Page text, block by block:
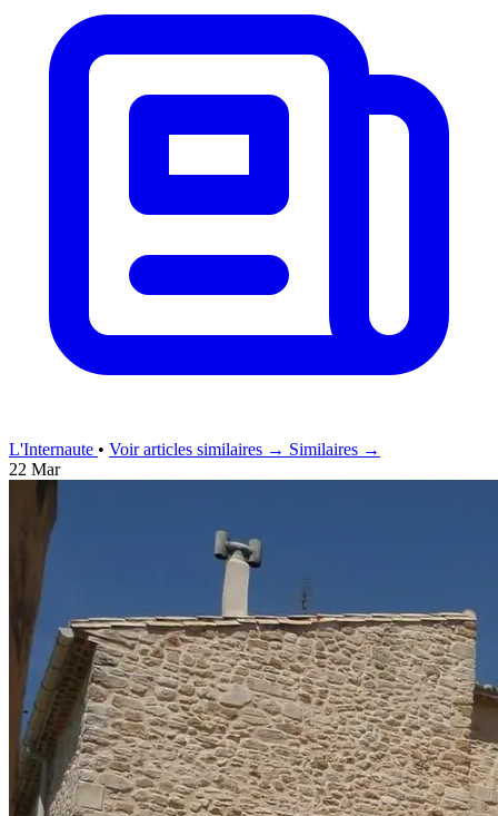
L'Internaute • Voir articles similaires → Similaires →
22 Mar